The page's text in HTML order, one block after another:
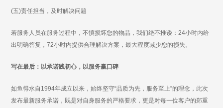
(五)责任担当，及时解决问题
若服务人员在服务过程中，不慎损坏您的物品，我们绝不推诿：24小时内给
出明确答复，72小时内提供合理解决方案，最大程度减少您的损失。
写在最后：以承诺践初心，以服务赢口碑
如鱼得水自1994年成立以来，始终坚守“品质为先，服务至上”的理念，此次
发布最新服务承诺，既是对自身服务的严格要求，更是对每一位客户的郑重